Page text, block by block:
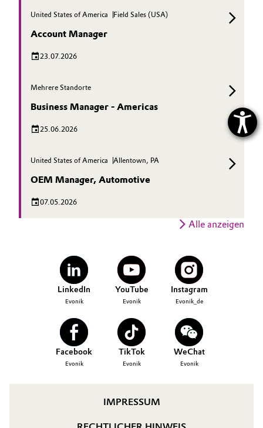
United States of America Field Sales (USA)
Account Manager
23.07.2026
Mehrere Standorte
Business Manager - Americas
25.06.2026
United States of America Allentown, PA
OEM Manager, Automotive
07.05.2026
Alle anzeigen
LinkedIn
Evonik
YouTube
Evonik
Instagram
Evonik_de
Facebook
Evonik
TikTok
Evonik
WeChat
Evonik
IMPRESSUM